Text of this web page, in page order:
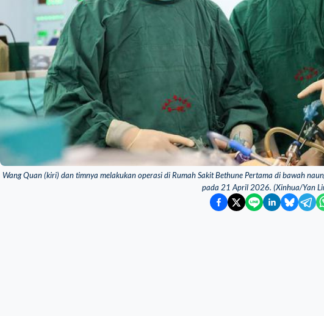
Wang Quan (kiri) dan timnya melakukan operasi di Rumah Sakit Bethune Pertama di bawah
pada 21 April 2026. (Xinhua/Yan